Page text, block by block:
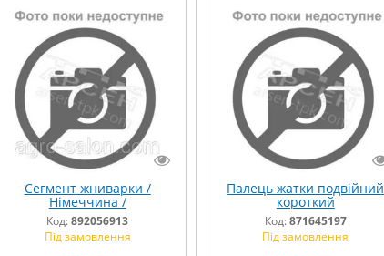
Сегмент жниварки /
Німеччина /
Код:892056913
Під замовлення
Палець жатки подвійний
короткий
Код:871645197
Під замовлення